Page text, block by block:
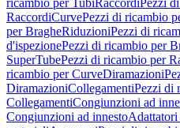
ricambio per TubiRaccordiPezzi
RaccordiCurvePezzi di ricambio
per BragheRiduzioniPezzi di
d'ispezionePezzi di ricambio per
SuperTubePezzi di ricambio per
ricambio per CurveDiramazioni
DiramazioniCollegamentiPezzi di
CollegamentiCongiunzioni ad
Congiunzioni ad innesto